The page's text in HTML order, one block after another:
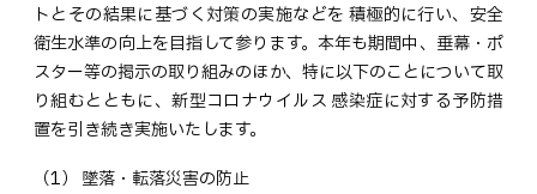
トとその結果に基づく対策の実施などを 積極的に行い、安全
衛生水準の向上を目指して参ります。本年も期間中、垂幕・ポ
スター等の掲示の取り組みのほか、特に以下のことについて取
り組むとともに、新型コロナウイルス 感染症に対する予防措
置を引き続き実施いたします。
（1） 墜落・転落災害の防止